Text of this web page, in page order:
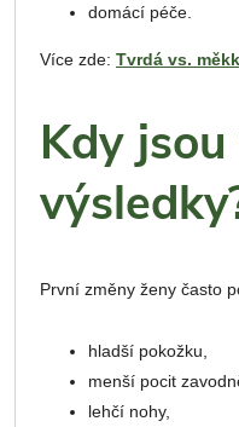
domácí péče.
Více zde: Tvrdá vs.
Kdy
První změny ženy často
hladší pokožku,
menší pocit
lehčí nohy,